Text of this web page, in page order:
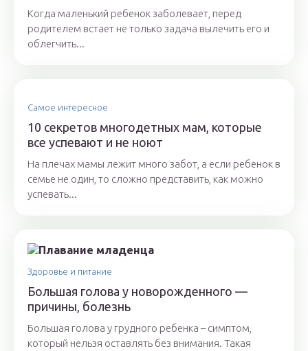
Когда маленький ребенок заболевает, перед
родителем встает не только задача вылечить его и
облегчить...
Самое интересное
10 секретов многодетных мам, которые
все успевают и не ноют
На плечах мамы лежит много забот, а если ребенок в
семье не один, то сложно представить, как можно
успевать...
Здоровье и питание
Большая голова у новорожденного —
причины, болезнь
Большая голова у грудного ребенка – симптом,
который нельзя оставлять без внимания. Такая